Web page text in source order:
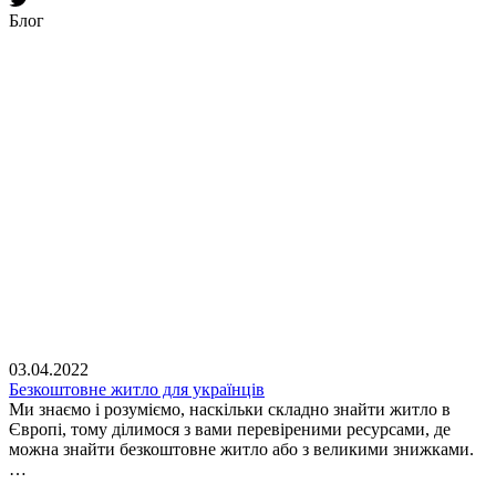
Блог
03.04.2022
Безкоштовне житло для українців
Ми знаємо і розуміємо, наскільки складно знайти житло в
Європі, тому ділимося з вами перевіреними ресурсами, де
можна знайти безкоштовне житло або з великими знижками.
…